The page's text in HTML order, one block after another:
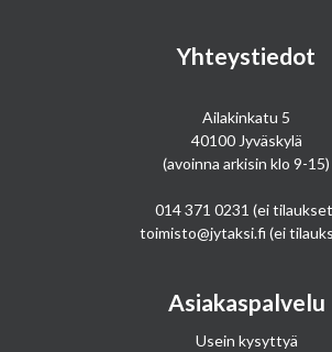
Yhteystiedot
Ailakinkatu 5
40100 Jyväskylä
(avoinna arkisin klo 9-15)
014 371 0231 (ei
toimisto@jytaksi.fi (ei
Asiakaspalvelu
Usein kysyttyä